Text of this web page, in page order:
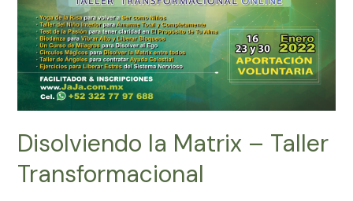
Disolviendo la Matrix – Taller
Transformacional